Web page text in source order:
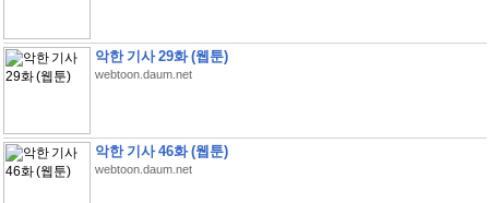
악한 기사 29화 (웹툰)
webtoon.daum.net
악한 기사 46화 (웹툰)
webtoon.daum.net